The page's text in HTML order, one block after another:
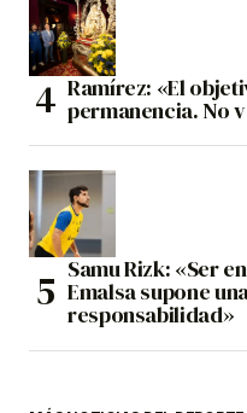
Ramírez: «El
permanencia. No
Samu Rizk: «Ser
Emalsa supone
responsabilidad»